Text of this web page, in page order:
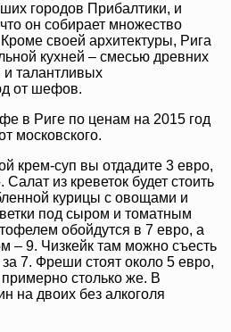
городов Прибалтики, и
он собирает множество
своей архитектуры, Рига
кухней – смесью древних
талантливых
от шефов.
в Риге по ценам на 2015 год
московского.
крем-суп вы отдадите 3 евро,
из креветок будет стоить
курицы с овощами и
под сыром и томатным
обойдутся в 7 евро, а
– 9. Чизкейк там можно съесть
7. Фреши стоят около 5 евро,
столько же. В
на двоих без алкоголя